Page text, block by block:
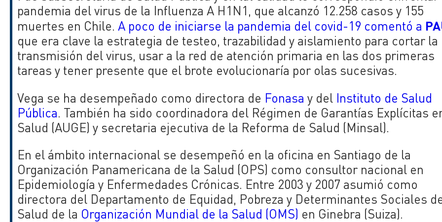
pandemia del virus de la Influenza A H1N1, que alcanzó 12.258 casos y 155
muertes en Chile.A poco de iniciarse la pandemia del covid-19 comentó a
que era clave la estrategia de testeo, trazabilidad y aislamiento para cortar la
transmisión del virus, usar a la red de atención primaria en las dos primeras
tareas y tener presente que el brote evolucionaría por olas sucesivas.
Vega se ha desempeñado como directora de Fonasa y del Instituto de Salud
Pública. También ha sido coordinadora del Régimen de Garantías Explícitas
Salud (AUGE) y secretaria ejecutiva de la Reforma de Salud (Minsal).
En el ámbito internacional se desempeñó en la oficina en Santiago de la
Organización Panamericana de la Salud (OPS) como consultor nacional en
Epidemiología y Enfermedades Crónicas. Entre 2003 y 2007 asumió como
directora del Departamento de Equidad, Pobreza y Determinantes Sociales
Salud de la Organización Mundial de la Salud (OMS) en Ginebra (Suiza).